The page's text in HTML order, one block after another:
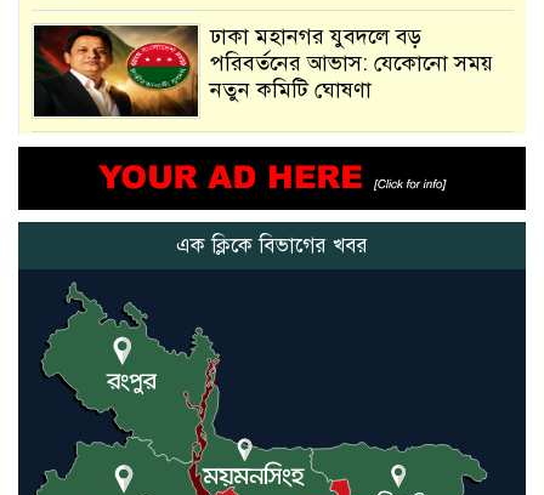
ঢাকা মহানগর যুবদলে বড়
পরিবর্তনের আভাস: যেকোনো সময়
নতুন কমিটি ঘোষণা
মানুষের উপকার হয় : প্রধানমন্ত্রী
যুক্তরাষ্ট্র ও ইসরায়েল বাদে হরমুজ
প্রণালি সবার জন্য উন্মুক্ত: আরাকচি
এক ক্লিকে বিভাগের খবর